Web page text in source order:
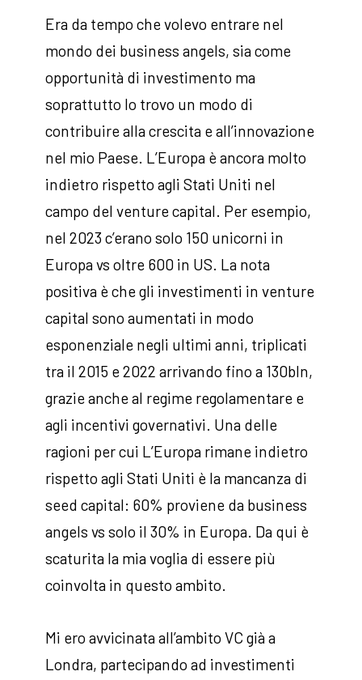
Era da tempo che volevo entrare nel
mondo dei business angels, sia come
opportunità di investimento ma
soprattutto lo trovo un modo di
contribuire alla crescita e all’innovazione
nel mio Paese. L’Europa è ancora molto
indietro rispetto agli Stati Uniti nel
campo del venture capital. Per esempio,
nel 2023 c’erano solo 150 unicorni in
Europa vs oltre 600 in US. La nota
positiva è che gli investimenti in venture
capital sono aumentati in modo
esponenziale negli ultimi anni, triplicati
tra il 2015 e 2022 arrivando fino a 130bln,
grazie anche al regime regolamentare e
agli incentivi governativi. Una delle
ragioni per cui L’Europa rimane indietro
rispetto agli Stati Uniti è la mancanza di
seed capital: 60% proviene da business
angels vs solo il 30% in Europa. Da qui è
scaturita la mia voglia di essere più
coinvolta in questo ambito.
Mi ero avvicinata all’ambito VC già a
Londra, partecipando ad investimenti